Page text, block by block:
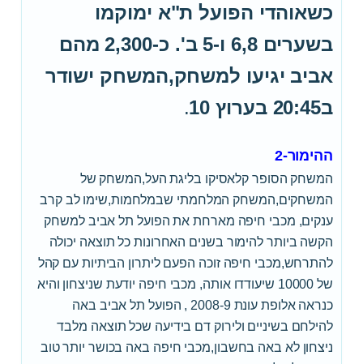
כשאוהדי הפועל ת"א ימוקמו
בשערים 6,8 ו-5 ב'. כ-2,300 מהם
אביב יגיעו למשחק,המשחק ישודר
ב20:45 בערוץ 10
.
ההימור-2
המשחק הסופר קלאסיקו בליגת העל,המשחק של
המשחקים,המשחק המלחמתי שבמלחמות,שימו לב קרב
ענקים, מכבי חיפה מארחת את הפועל תל אביב למשחק
הקשה ביותר להימור בשנים האחרונות כל תוצאה יכולה
להתרחש,מכבי חיפה זוכה הפעם ליתרון הביתיות עם קהל
של 10000 שיעודדו אותה, מכבי חיפה יודעת שניצחון והיא
כנראה אלופת עונת 2008-9 , הפועל תל אביב באה
להילחם בשיניים ולירוק דם בידיעה שכל תוצאה מלבד
ניצחון לא באה בחשבון,מכבי חיפה באה בכושר יותר טוב